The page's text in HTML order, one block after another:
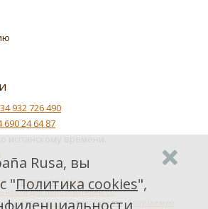
932 726 490
690 24 64 87
испанскому времени.
Политика cookies
для пользователей ЕС
информацию о пользователях, получаемую
Rusa, вы
"Политика cookies",